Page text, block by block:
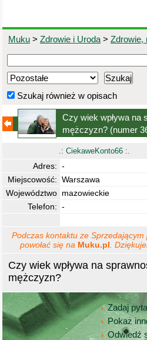
Muku > Zdrowie i Uroda > Zdrowie,
Szukaj również w opisach
Czy wiek wpływa na
mężczyzn? (numer
Czy wiek wpływa na
mężczyzn?
Zadaj
Pokaż
Odwiedź
.: CiekaweKonto66 :.
Adres: -
Miejscowość: Warszawa
Województwo mazowieckie
Telefon: -
Podczas kontaktu ze Sprzedającym
powołać się na Muku.pl .